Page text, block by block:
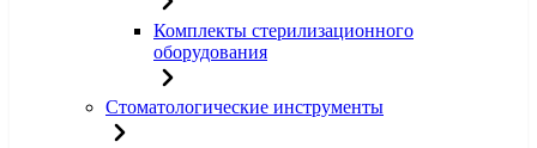
Комплекты стерилизационного
оборудования
Стоматологические инструменты